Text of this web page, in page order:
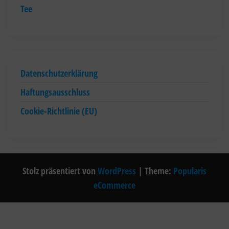
Tee
Datenschutzerklärung
Haftungsausschluss
Cookie-Richtlinie (EU)
Stolz präsentiert von WordPress | Theme: Popularis
eCommerce